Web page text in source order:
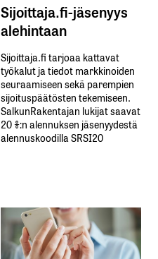
Sijoittaja.fi-jäsenyys
alehintaan
Sijoittaja.fi tarjoaa kattavat
työkalut ja tiedot markkinoiden
seuraamiseen sekä parempien
sijoituspäätösten tekemiseen.
SalkunRakentajan lukijat saavat
20 %:n alennuksen jäsenyydestä
alennuskoodilla SRSI20